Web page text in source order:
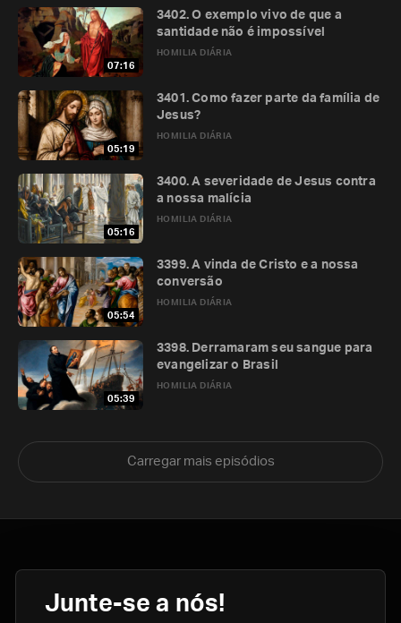
07:16
HOMILIA DIÁRIA
3402. O exemplo vivo de que a
santidade não é impossível
05:19
HOMILIA DIÁRIA
3401. Como fazer parte da família de
Jesus?
05:16
HOMILIA DIÁRIA
3400. A severidade de Jesus contra
a nossa malícia
05:54
HOMILIA DIÁRIA
3399. A vinda de Cristo e a nossa
conversão
05:39
HOMILIA DIÁRIA
3398. Derramaram seu sangue para
evangelizar o Brasil
Carregar mais episódios
Junte-se a nós!